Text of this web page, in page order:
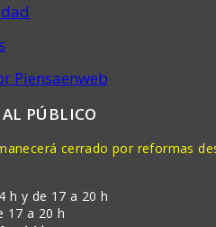
Piensaenweb
PÚBLICO
cerrado por reformas
h y de 17 a 20 h
17 a 20 h